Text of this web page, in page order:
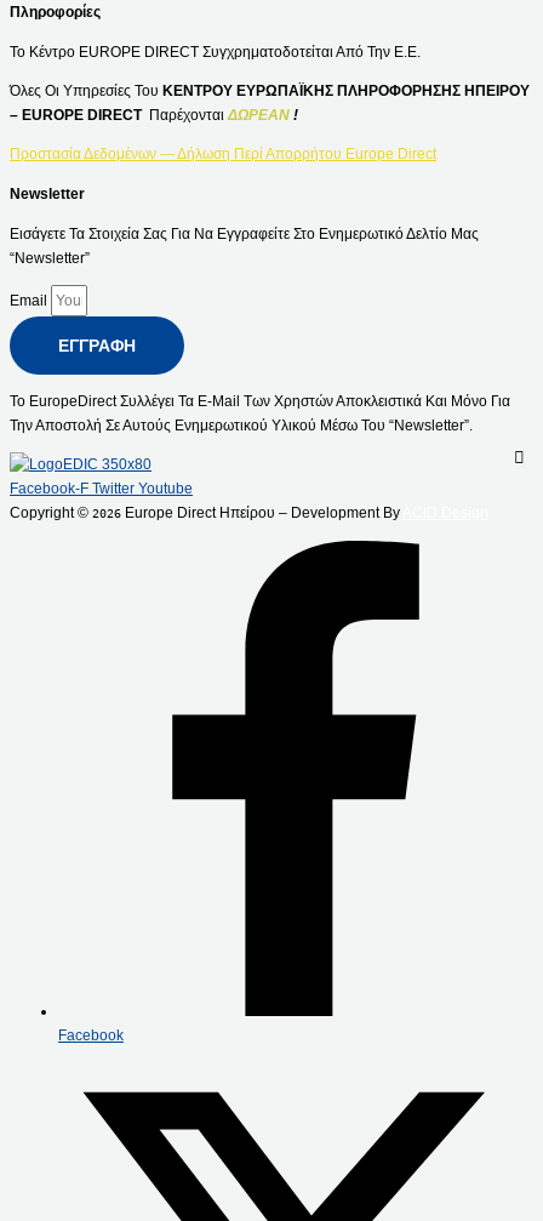
Πληροφορίες
Το Κέντρο EUROPE DIRECT Συγχρηματοδοτείται Από Την Ε.Ε.
Όλες Οι Υπηρεσίες Του ΚΕΝΤΡΟΥ ΕΥΡΩΠΑΪΚΗΣ ΠΛΗΡΟΦΟΡΗΣΗΣ ΗΠΕΙΡΟΥ
– EUROPE DIRECT Παρέχονται ΔΩΡΕΑΝ !
Προστασία Δεδομένων — Δήλωση Περί Απορρήτου Europe Direct
Newsletter
Εισάγετε Τα Στοιχεία Σας Για Να Εγγραφείτε Στο Ενημερωτικό Δελτίο Μας
“Newsletter”
Email
ΕΓΓΡΑΦΉ
Το EuropeDirect Συλλέγει Τα E-Mail Των Χρηστών Αποκλειστικά Και Μόνο Για
Την Αποστολή Σε Αυτούς Ενημερωτικού Υλικού Μέσω Του “Newsletter”.
Facebook-F Twitter Youtube
Copyright © 2026 Europe Direct Ηπείρου – Development By
Facebook